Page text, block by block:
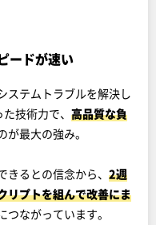
ードが速い
ステムトラブルを解決し
技術力で、 高品質な負
が最大の強み。
るとの信念から、 2週
リプトを組んで改善にま
ながっています。